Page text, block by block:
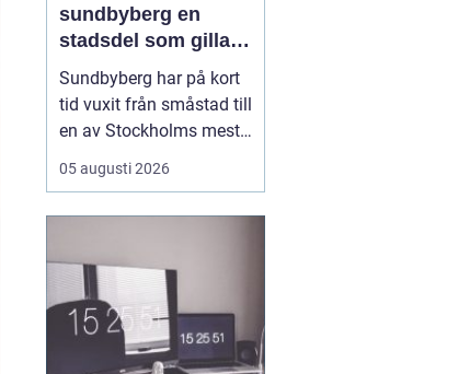
sundbyberg en
stadsdel som gillar
mat, sport och
spontana möten
Sundbyberg har på kort
tid vuxit från småstad till
en av Stockholms mest
levande knutpunkter.
Med nya bostäder,
också restauranglivet
tagit fart. Här blandas
kvarterskrogar, trendiga
bistron och sportbarer
05 augusti 2026